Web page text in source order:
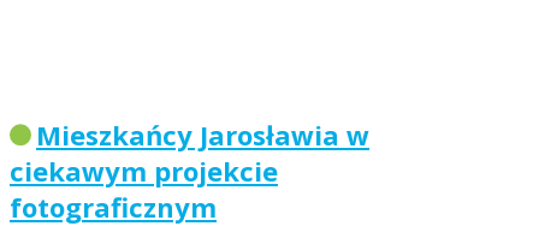
Mieszkańcy Jarosławia w
ciekawym projekcie
fotograficznym